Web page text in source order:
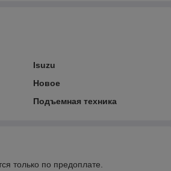
Isuzu
Новое
Подъемная техника
только по предоплате.